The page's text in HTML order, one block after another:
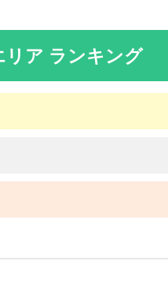
リア ランキング